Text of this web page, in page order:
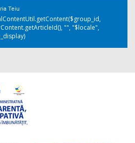
Teiu
"", "$locale",